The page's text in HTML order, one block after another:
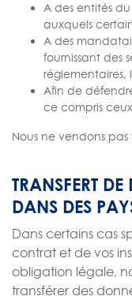
A des entités
auxquels
A des
fournissant des
réglementaires,
Afin de
ce compris
Nous ne vendons pas
TRANSFERT
DANS DES
Dans certains cas
contrat et de vos
obligation légale,
transférer des